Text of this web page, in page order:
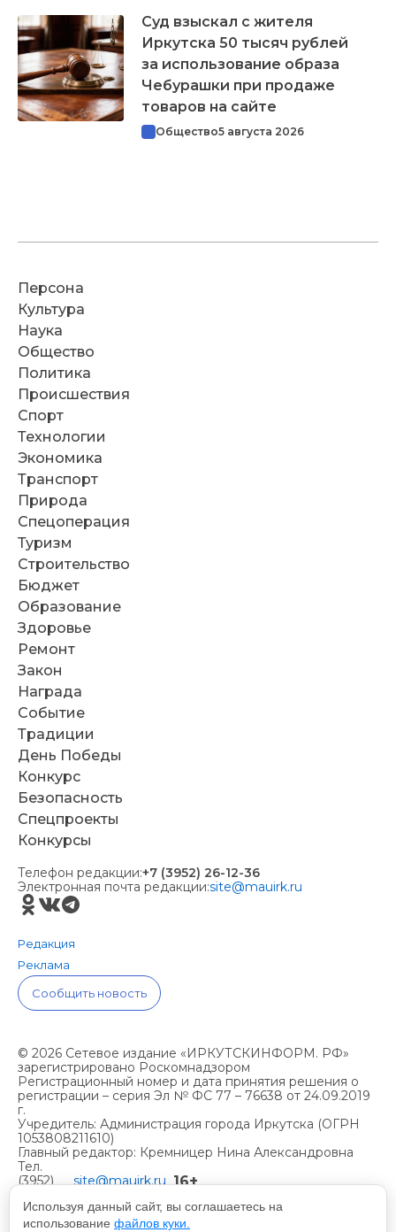
Суд взыскал с жителя
Иркутска 50 тысяч рублей
за использование образа
Чебурашки при продаже
товаров на сайте
Общество5 августа 2026
Персона
Культура
Наука
Общество
Политика
Происшествия
Спорт
Технологии
Экономика
Транспорт
Природа
Спецоперация
Туризм
Строительство
Бюджет
Образование
Здоровье
Ремонт
Закон
Награда
Событие
Традиции
День Победы
Конкурс
Безопасность
Спецпроекты
Конкурсы
Телефон редакции:+7 (3952) 26-12-36
Электронная почта редакции:site@mauirk.ru
Редакция
Реклама
Сообщить новость
© 2026 Сетевое издание «ИРКУТСКИНФОРМ. РФ»
зарегистрировано Роскомнадзором
Регистрационный номер и дата принятия решения о
регистрации – серия Эл № ФС 77 – 76638 от 24.09.2019
г.
Учредитель: Администрация города Иркутска (ОГРН
1053808211610)
Главный редактор: Кремницер Нина Александровна
Тел.
(3952)
site@mauirk.ru 16+
Используя данный сайт, вы соглашаетесь на
использование файлов куки.